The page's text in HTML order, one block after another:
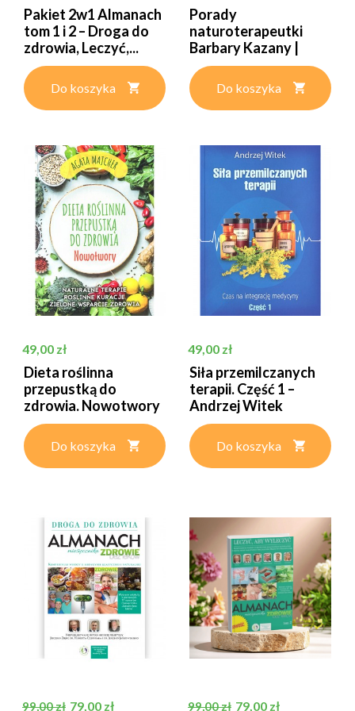
Pakiet 2w1 Almanach
tom 1 i 2 – Droga do
zdrowia, Leczyć,...
Do koszyka
Porady
naturoterapeutki
Barbary Kazany |
Barbara Kazana
Do koszyka
Cena
49,00 zł
Dieta roślinna
przepustką do
zdrowia. Nowotwory
– Agata...
Do koszyka
Cena
49,00 zł
Siła przemilczanych
terapii. Część 1 –
Andrzej Witek
Do koszyka
Cena podstawowa
99,00 zł Cena
79,00 zł Cena podstawowa
99,00 zł Cena
79,00 zł